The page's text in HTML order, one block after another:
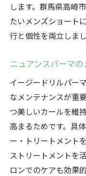
します。群馬県高崎
たいメンズショート
行と個性を両立しまし
ニュアンスパーマ
イージードリルパー
なメンテナンスが重
つ美しいカールを維
高まるためです。具
ー・トリートメント
ストリートメントを
ロンでのケアも効果